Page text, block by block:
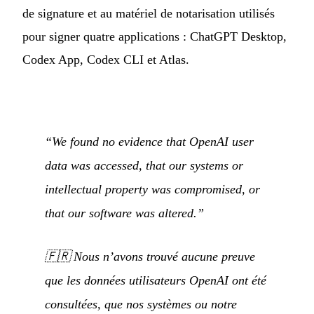
de signature et au matériel de notarisation utilisés
pour signer quatre applications : ChatGPT Desktop,
Codex App, Codex CLI et Atlas.
“We found no evidence that OpenAI user
data was accessed, that our systems or
intellectual property was compromised, or
that our software was altered.”
🇫🇷Nous n’avons trouvé aucune preuve
que les données utilisateurs OpenAI ont été
consultées, que nos systèmes ou notre